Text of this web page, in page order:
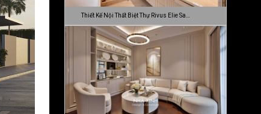
Thiết Kế Nội Thất Biệt Thự Rivus Elie Sa…